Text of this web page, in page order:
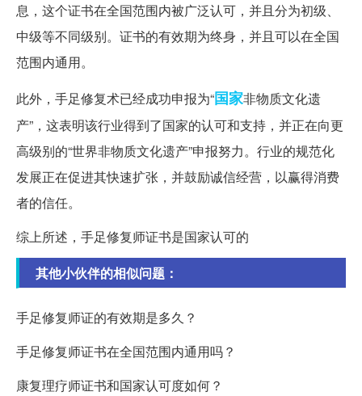
息，这个证书在全国范围内被广泛认可，并且分为初级、
中级等不同级别。证书的有效期为终身，并且可以在全国
范围内通用。
此外，手足修复术已经成功申报为“国家非物质文化遗
产”，这表明该行业得到了国家的认可和支持，并正在向更
高级别的“世界非物质文化遗产”申报努力。行业的规范化
发展正在促进其快速扩张，并鼓励诚信经营，以赢得消费
者的信任。
综上所述，手足修复师证书是国家认可的
其他小伙伴的相似问题：
手足修复师证的有效期是多久？
手足修复师证书在全国范围内通用吗？
康复理疗师证书和国家认可度如何？